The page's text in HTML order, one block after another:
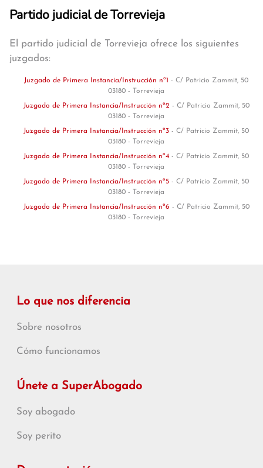
Partido judicial de Torrevieja
El partido judicial de Torrevieja ofrece los siguientes
juzgados:
Juzgado de Primera Instancia/Instrucción nº1 - C/ Patricio Zammit, 50
03180 - Torrevieja
Juzgado de Primera Instancia/Instrucción nº2 - C/ Patricio Zammit, 50
03180 - Torrevieja
Juzgado de Primera Instancia/Instrucción nº3 - C/ Patricio Zammit, 50
03180 - Torrevieja
Juzgado de Primera Instancia/Instrucción nº4 - C/ Patricio Zammit, 50
03180 - Torrevieja
Juzgado de Primera Instancia/Instrucción nº5 - C/ Patricio Zammit, 50
03180 - Torrevieja
Juzgado de Primera Instancia/Instrucción nº6 - C/ Patricio Zammit, 50
03180 - Torrevieja
Lo que nos diferencia
Sobre nosotros
Cómo funcionamos
Únete a SuperAbogado
Soy abogado
Soy perito